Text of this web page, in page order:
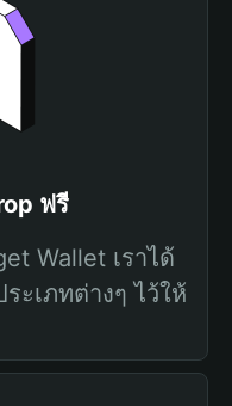
ฟรี
Wallet เราได้
ะเภทต่างๆ ไว้ให้